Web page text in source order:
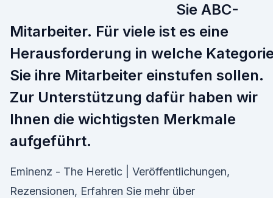
Sie ABC-
Mitarbeiter. Für viele ist es eine
Herausforderung in welche
Sie ihre Mitarbeiter einstufen sollen.
Zur Unterstützung dafür haben wir
Ihnen die wichtigsten Merkmale
aufgeführt.
Eminenz - The Heretic | Veröffentlichungen,
Rezensionen, Erfahren Sie mehr über